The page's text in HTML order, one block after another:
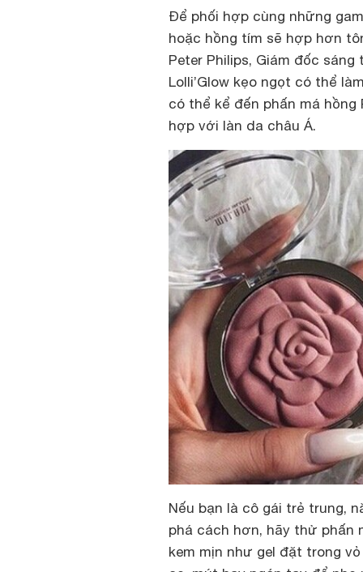
Để phối hợp cùng những
hoặc hồng tím sẽ hợp hơn
Peter Philips, Giám đốc
Lolli’Glow kẹo ngọt có thể
có thể kể đến phấn má hồng
hợp với làn da châu Á.
Nếu bạn là cô gái trẻ trung,
phá cách hơn, hãy thử phấn
kem mịn như gel đặt trong